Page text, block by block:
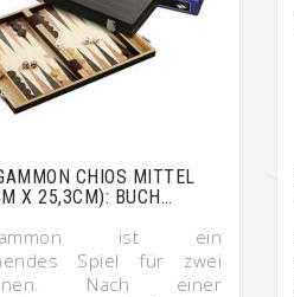
CHIOS MITTEL
X 25,3CM): BUCH…
ist ein
Spiel für zwei
Nach einer